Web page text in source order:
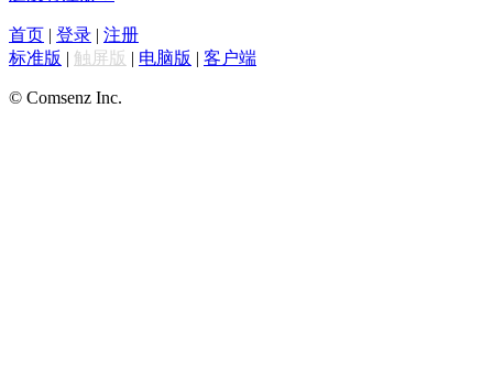
首页 | 登录 | 注册
标准版 | 触屏版 | 电脑版 | 客户端
© Comsenz Inc.